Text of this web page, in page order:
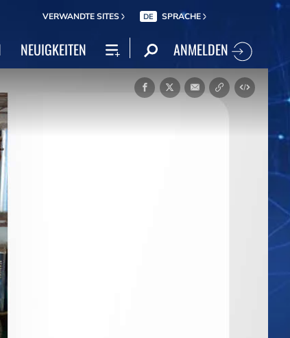
VERWANDTE SITES DE SPRACHE
NEUIGKEITEN ANMELDEN